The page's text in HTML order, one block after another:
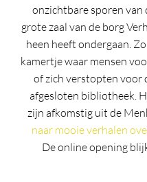
onzichtbare sporen van
grote zaal van de borg
heen heeft ondergaan.
kamertje waar mensen
of zich verstopten voor
afgesloten bibliotheek.
zijn afkomstig uit de
naar mooie verhalen
De online opening